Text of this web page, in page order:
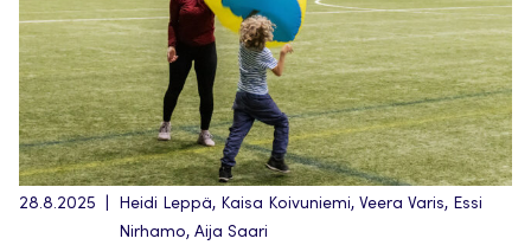
28.8.2025
Heidi Leppä, Kaisa Koivuniemi, Veera Varis, Essi
Nirhamo, Aija Saari